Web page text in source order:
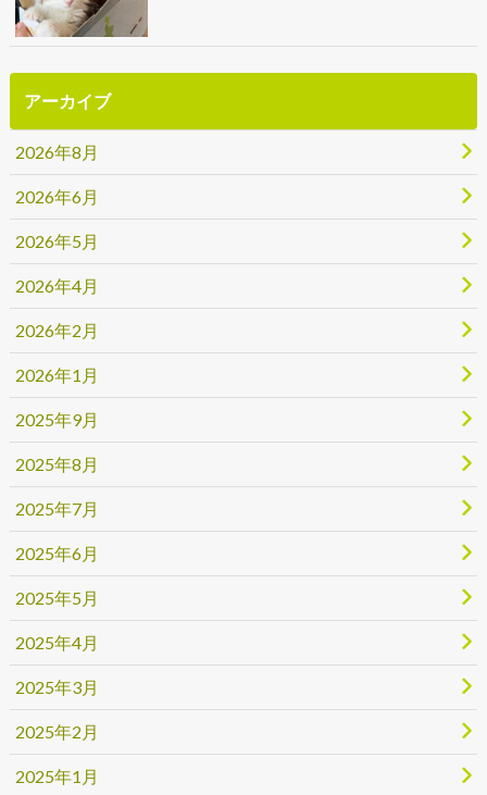
アーカイブ
2026年8月
2026年6月
2026年5月
2026年4月
2026年2月
2026年1月
2025年9月
2025年8月
2025年7月
2025年6月
2025年5月
2025年4月
2025年3月
2025年2月
2025年1月